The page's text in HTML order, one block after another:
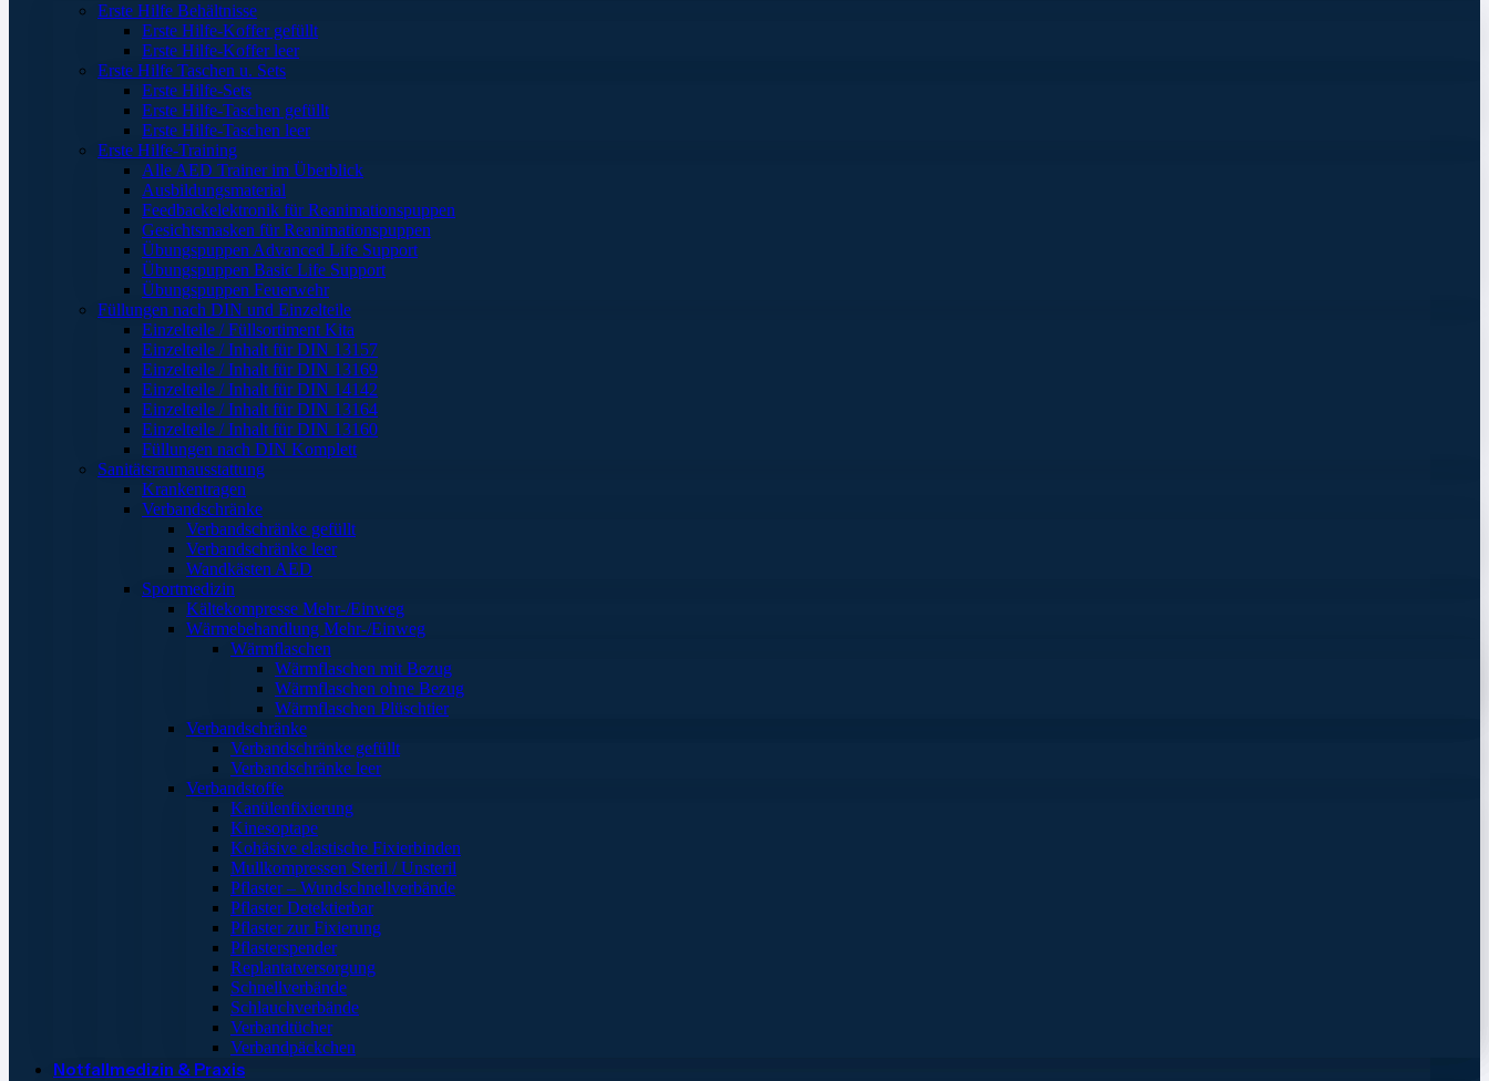
Erste Hilfe Behältnisse
Erste Hilfe-Koffer gefüllt
Erste Hilfe-Koffer leer
Erste Hilfe Taschen u. Sets
Erste Hilfe-Sets
Erste Hilfe-Taschen gefüllt
Erste Hilfe-Taschen leer
Erste Hilfe-Training
Alle AED Trainer im Überblick
Ausbildungsmaterial
Feedbackelektronik für Reanimationspuppen
Gesichtsmasken für Reanimationspuppen
Übungspuppen Advanced Life Support
Übungspuppen Basic Life Support
Übungspuppen Feuerwehr
Füllungen nach DIN und Einzelteile
Einzelteile / Füllsortiment Kita
Einzelteile / Inhalt für DIN 13157
Einzelteile / Inhalt für DIN 13169
Einzelteile / Inhalt für DIN 14142
Einzelteile / Inhalt für DIN 13164
Einzelteile / Inhalt für DIN 13160
Füllungen nach DIN Komplett
Sanitätsraumausstattung
Krankentragen
Verbandschränke
Verbandschränke gefüllt
Verbandschränke leer
Wandkästen AED
Sportmedizin
Kältekompresse Mehr-/Einweg
Wärmebehandlung Mehr-/Einweg
Wärmflaschen
Wärmflaschen mit Bezug
Wärmflaschen ohne Bezug
Wärmflaschen Plüschtier
Verbandschränke
Verbandschränke gefüllt
Verbandschränke leer
Verbandstoffe
Kanülenfixierung
Kinesoptape
Kohäsive elastische Fixierbinden
Mullkompressen Steril / Unsteril
Pflaster – Wundschnellverbände
Pflaster Detektierbar
Pflaster zur Fixierung
Pflasterspender
Replantatversorgung
Schnellverbände
Schlauchverbände
Verbandtücher
Verbandpäckchen
Notfallmedizin & Praxis